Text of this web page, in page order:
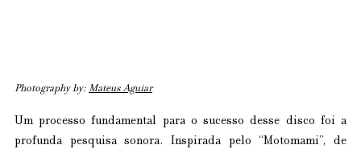
Photography by: Mateus Aguiar
Um processo fundamental para o sucesso desse disco foi a
profunda pesquisa sonora. Inspirada pelo “Motomami”, de